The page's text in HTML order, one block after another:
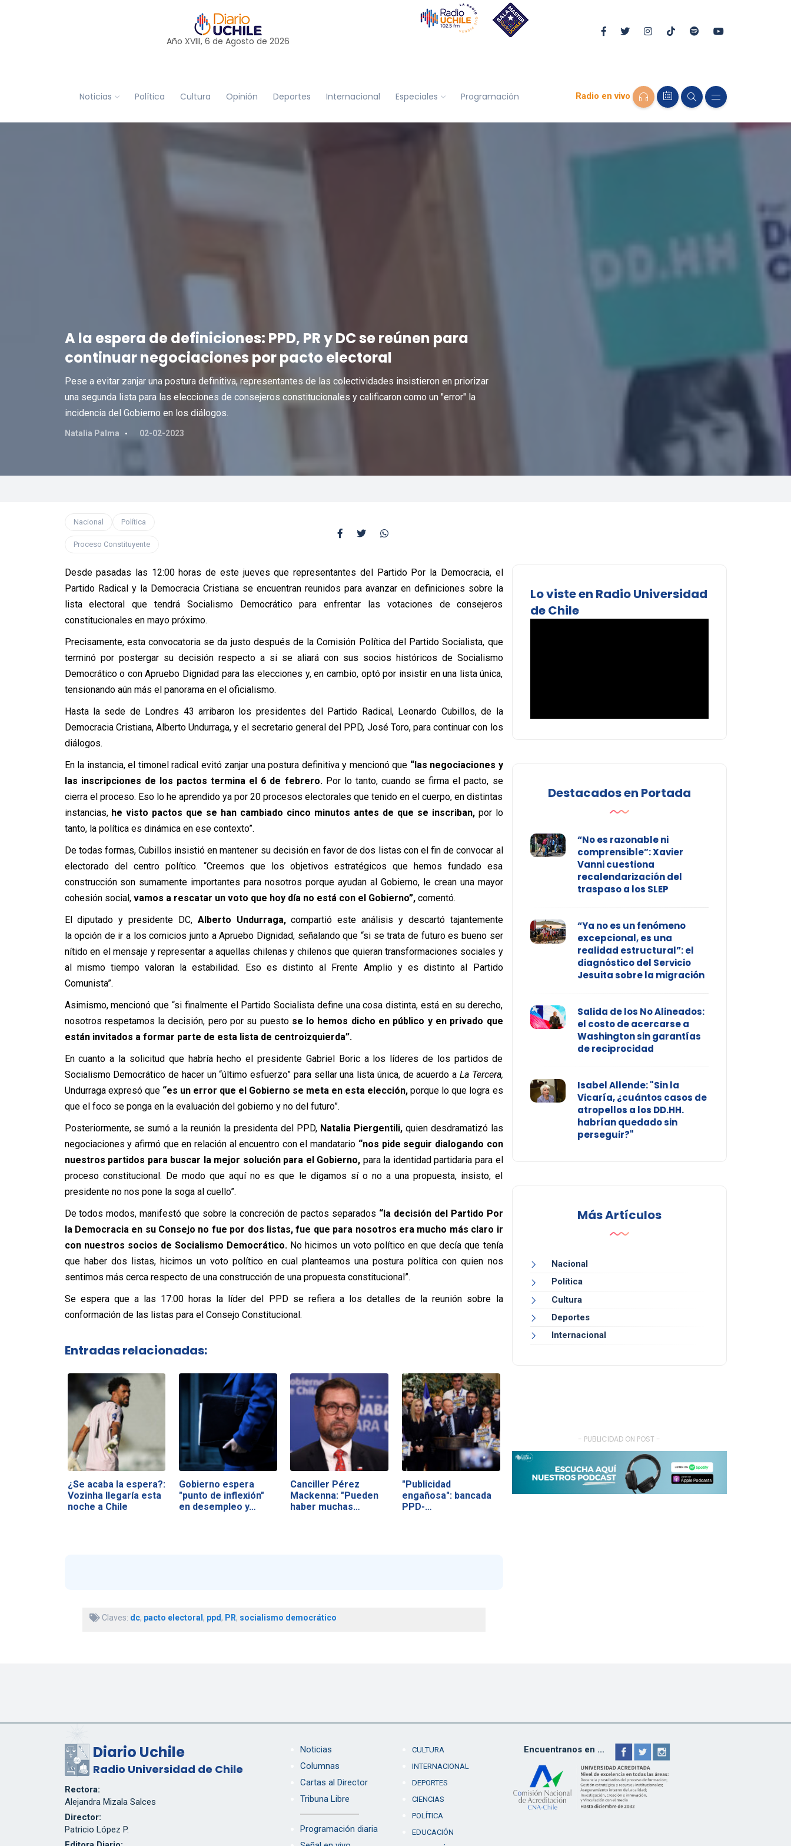
Año XVIII, 6 de Agosto de 2026
Noticias Política Cultura Opinión Deportes Internacional Especiales Programación Radio en vivo
A la espera de definiciones: PPD, PR y DC se reúnen para
continuar negociaciones por pacto electoral
Pese a evitar zanjar una postura definitiva, representantes de las colectividades insistieron en priorizar
una segunda lista para las elecciones de consejeros constitucionales y calificaron como un "error" la
incidencia del Gobierno en los diálogos.
Natalia Palma 02-02-2023
Nacional Política
Proceso Constituyente
Desde pasadas las 12:00 horas de este jueves que representantes del Partido Por la Democracia, el
Partido Radical y la Democracia Cristiana se encuentran reunidos para avanzar en definiciones sobre la
lista electoral que tendrá Socialismo Democrático para enfrentar las votaciones de consejeros
constitucionales en mayo próximo.
Precisamente, esta convocatoria se da justo después de la Comisión Política del Partido Socialista, que
terminó por postergar su decisión respecto a si se aliará con sus socios históricos de Socialismo
Democrático o con Apruebo Dignidad para las elecciones y, en cambio, optó por insistir en una lista única,
tensionando aún más el panorama en el oficialismo.
Hasta la sede de Londres 43 arribaron los presidentes del Partido Radical, Leonardo Cubillos, de la
Democracia Cristiana, Alberto Undurraga, y el secretario general del PPD, José Toro, para continuar con los
diálogos.
En la instancia, el timonel radical evitó zanjar una postura definitiva y mencionó que “las negociaciones y
las inscripciones de los pactos termina el 6 de febrero.Por lo tanto, cuando se firma el pacto, se
cierra el proceso. Eso lo he aprendido ya por 20 procesos electorales que tenido en el cuerpo, en distintas
instancias, he visto pactos que se han cambiado cinco minutos antes de que se inscriban,por lo
tanto, la política es dinámica en ese contexto”.
De todas formas, Cubillos insistió en mantener su decisión en favor de dos listas con el fin de convocar al
electorado del centro político. “Creemos que los objetivos estratégicos que hemos fundado esa
construcción son sumamente importantes para nosotros porque ayudan al Gobierno, le crean una mayor
cohesión social, vamos a rescatar un voto que hoy día no está con el Gobierno”,comentó.
El diputado y presidente DC, Alberto Undurraga,compartió este análisis y descartó tajantemente
la opción de ir a los comicios junto a Apruebo Dignidad, señalando que “si se trata de futuro es bueno ser
nítido en el mensaje y representar a aquellas chilenas y chilenos que quieran transformaciones sociales y
al mismo tiempo valoran la estabilidad. Eso es distinto al Frente Amplio y es distinto al Partido
Comunista”.
Asimismo, mencionó que “si finalmente el Partido Socialista define una cosa distinta, está en su derecho,
nosotros respetamos la decisión, pero por su puesto se lo hemos dicho en público y en privado que
están invitados a formar parte de esta lista de centroizquierda”.
En cuanto a la solicitud que habría hecho el presidente Gabriel Boric a los líderes de los partidos de
Socialismo Democrático de hacer un “último esfuerzo” para sellar una lista única, de acuerdo a La Tercera,
Undurraga expresó que “es un error que el Gobierno se meta en esta elección, porque lo que logra es
que el foco se ponga en la evaluación del gobierno y no del futuro”.
Posteriormente, se sumó a la reunión la presidenta del PPD, Natalia Piergentili,quien desdramatizó las
negociaciones y afirmó que en relación al encuentro con el mandatario “nos pide seguir dialogando con
nuestros partidos para buscar la mejor solución para el Gobierno, para la identidad partidaria para el
proceso constitucional. De modo que aquí no es que le digamos sí o no a una propuesta, insisto, el
presidente no nos pone la soga al cuello”.
De todos modos, manifestó que sobre la concreción de pactos separados “la decisión del Partido Por
la Democracia en su Consejo no fue por dos listas, fue que para nosotros era mucho más claro ir
con nuestros socios de Socialismo Democrático. No hicimos un voto político en que decía que tenía
que haber dos listas, hicimos un voto político en cual planteamos una postura política con quien nos
sentimos más cerca respecto de una construcción de una propuesta constitucional”.
Se espera que a las 17:00 horas la líder del PPD se refiera a los detalles de la reunión sobre la
conformación de las listas para el Consejo Constitucional.
Entradas relacionadas:
¿Se acaba la espera?:
Vozinha llegaría esta
noche a Chile
Gobierno espera
"punto de inflexión"
en desempleo y…
Canciller Pérez
Mackenna: "Pueden
haber muchas…
"Publicidad
engañosa": bancada
PPD-
Claves: dc, pacto electoral , ppd, PR, socialismo democrático
Lo viste en Radio Universidad
de Chile
Destacados en Portada
“No es razonable ni
comprensible”: Xavier
Vanni cuestiona
recalendarización del
traspaso a los SLEP
“Ya no es un fenómeno
excepcional, es una
realidad estructural”: el
diagnóstico del Servicio
Jesuita sobre la migración
Salida de los No Alineados:
el costo de acercarse a
Washington sin garantías
de reciprocidad
Isabel Allende: "Sin la
Vicaría, ¿cuántos casos de
atropellos a los DD.HH.
habrían quedado sin
perseguir?"
Más Artículos
Nacional
Política
Cultura
Deportes
Internacional
- PUBLICIDAD ON POST -
Diario Uchile
Radio Universidad de Chile
Rectora:
Alejandra Mizala Salces
Director:
Patricio López P.
Noticias
Columnas
Cartas al Director
Tribuna Libre
Programación diaria
CULTURA
INTERNACIONAL
DEPORTES
CIENCIAS
POLÍTICA
EDUCACIÓN
Encuentranos en ...